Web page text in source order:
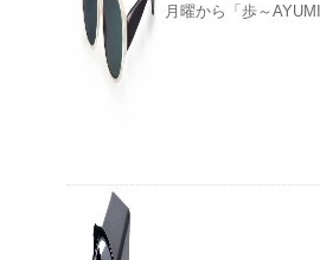
月曜から「歩～